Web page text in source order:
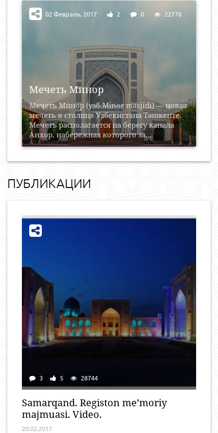
Мечеть Минор
Мечеть Минор (узб.Minor masjidi) — новая
мечеть в столице Узбекистана Ташкенте.
Мечеть располагается на берегу канала
Анхор, набережная которого за...
02 Февраль, 2017 2 0 22776
ПУБЛИКАЦИИ
3 5 28744
Samarqand. Registon me’moriy
majmuasi. Video.
20.02.2017